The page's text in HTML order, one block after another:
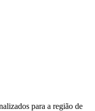
para a região de